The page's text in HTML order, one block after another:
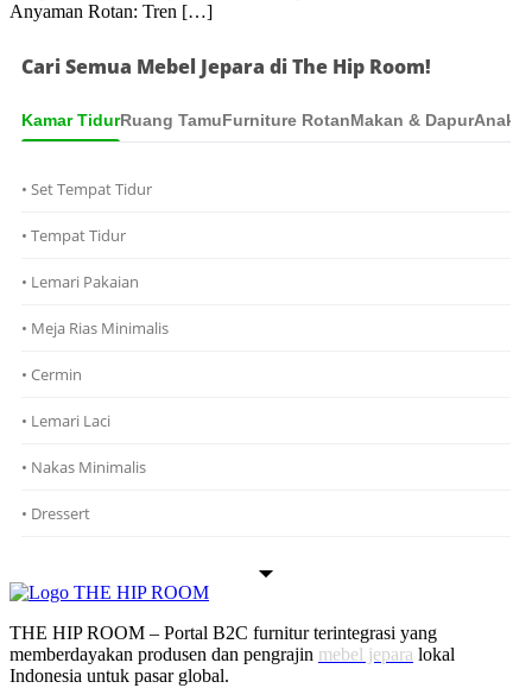
Anyaman Rotan: Tren […]
Cari Semua Mebel Jepara di The Hip Room!
Kamar TidurRuang TamuFurniture RotanMakan & DapurAnak
• Set Tempat Tidur
• Tempat Tidur
• Lemari Pakaian
• Meja Rias Minimalis
• Cermin
• Lemari Laci
• Nakas Minimalis
• Dressert
THE HIP ROOM – Portal B2C furnitur terintegrasi yang
memberdayakan produsen dan pengrajin mebel jepara lokal
Indonesia untuk pasar global.